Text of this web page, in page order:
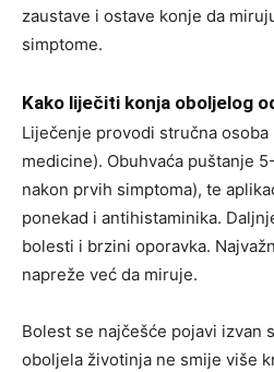
zaustave i ostave konje da
simptome.
Kako liječiti konja oboljelog
Liječenje provodi stručna
medicine). Obuhvaća puštanje
nakon prvih simptoma), te
ponekad i antihistaminika.
bolesti i brzini oporavka.
napreže već da miruje.
Bolest se najčešće pojavi izvan
oboljela životinja ne smije više